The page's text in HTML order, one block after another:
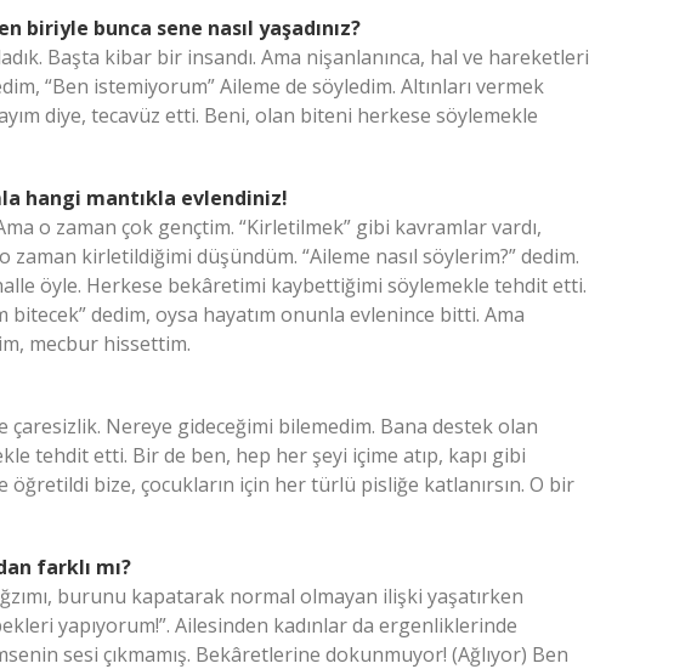
biriyle bunca sene nasıl yaşadınız?
Başta kibar bir insandı. Ama nişanlanınca, hal ve hareketleri
“Ben istemiyorum” Aileme de söyledim. Altınları vermek
diye, tecavüz etti. Beni, olan biteni herkese söylemekle
hangi mantıkla evlendiniz!
o zaman çok gençtim. “Kirletilmek” gibi kavramlar vardı,
kirletildiğimi düşündüm. “Aileme nasıl söylerim?” dedim.
öyle. Herkese bekâretimi kaybettiğimi söylemekle tehdit etti.
bitecek” dedim, oysa hayatım onunla evlenince bitti. Ama
mecbur hissettim.
çaresizlik. Nereye gideceğimi bilemedim. Bana destek olan
tehdit etti. Bir de ben, hep her şeyi içime atıp, kapı gibi
bize, çocukların için her türlü pisliğe katlanırsın. O bir
farklı mı?
burunu kapatarak normal olmayan ilişki yaşatırken
yapıyorum!”. Ailesinden kadınlar da ergenliklerinde
sesi çıkmamış. Bekâretlerine dokunmuyor! (Ağlıyor) Ben